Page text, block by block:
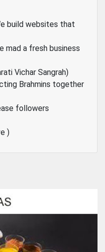
build websites that
mad a fresh business
Vichar Sangrah)
Brahmins together
followers
)